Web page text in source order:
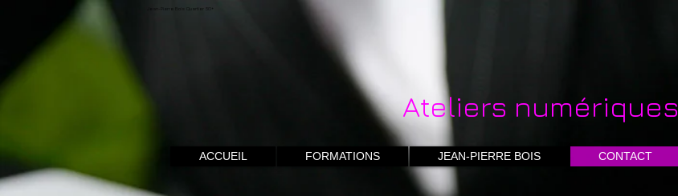
Jean-Pierre Bois Quartier 50+
Ateliers numériques
ACCUEIL FORMATIONS JEAN-PIERRE BOIS CONTACT